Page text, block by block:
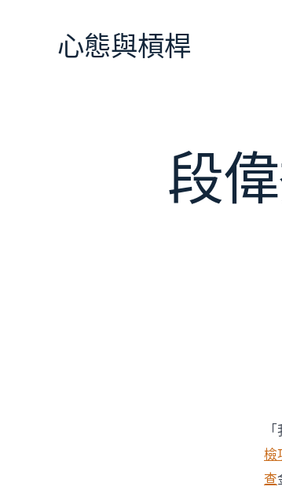
心態與槓桿
段
檢
查